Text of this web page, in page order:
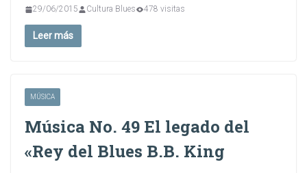
29/06/2015 Cultura Blues 478 visitas
Leer más
MÚSICA
Música No. 49 El legado del
«Rey del Blues B.B. King